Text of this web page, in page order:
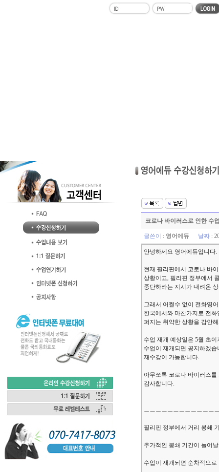
코로나 바이러스로 인한 수
글쓴이 : 영어에듀 날짜 :
안녕하세요 영어에듀입니다.
현재 필리핀에서 코로나 바
상황이고, 필리핀 정부에서
중단하라는 지시가 내려온
그래서 어쩔수 없이 전화영
한국에서와 마찬가지로 전
퍼지는 취약한 상황을 감안
수업 재개 예상일은 5월 초
수업이 재개되면 공지하겠
재수강이 가능합니다.
아무쪼록 코로나 바이러스
감사합니다.
ㅡㅡㅡㅡㅡㅡㅡㅡㅡㅡㅡㅡ
필리핀 정부에서 거리 봉쇄
추가적인 봉쇄 기간이 늘어
수업이 재개되면 순차적으